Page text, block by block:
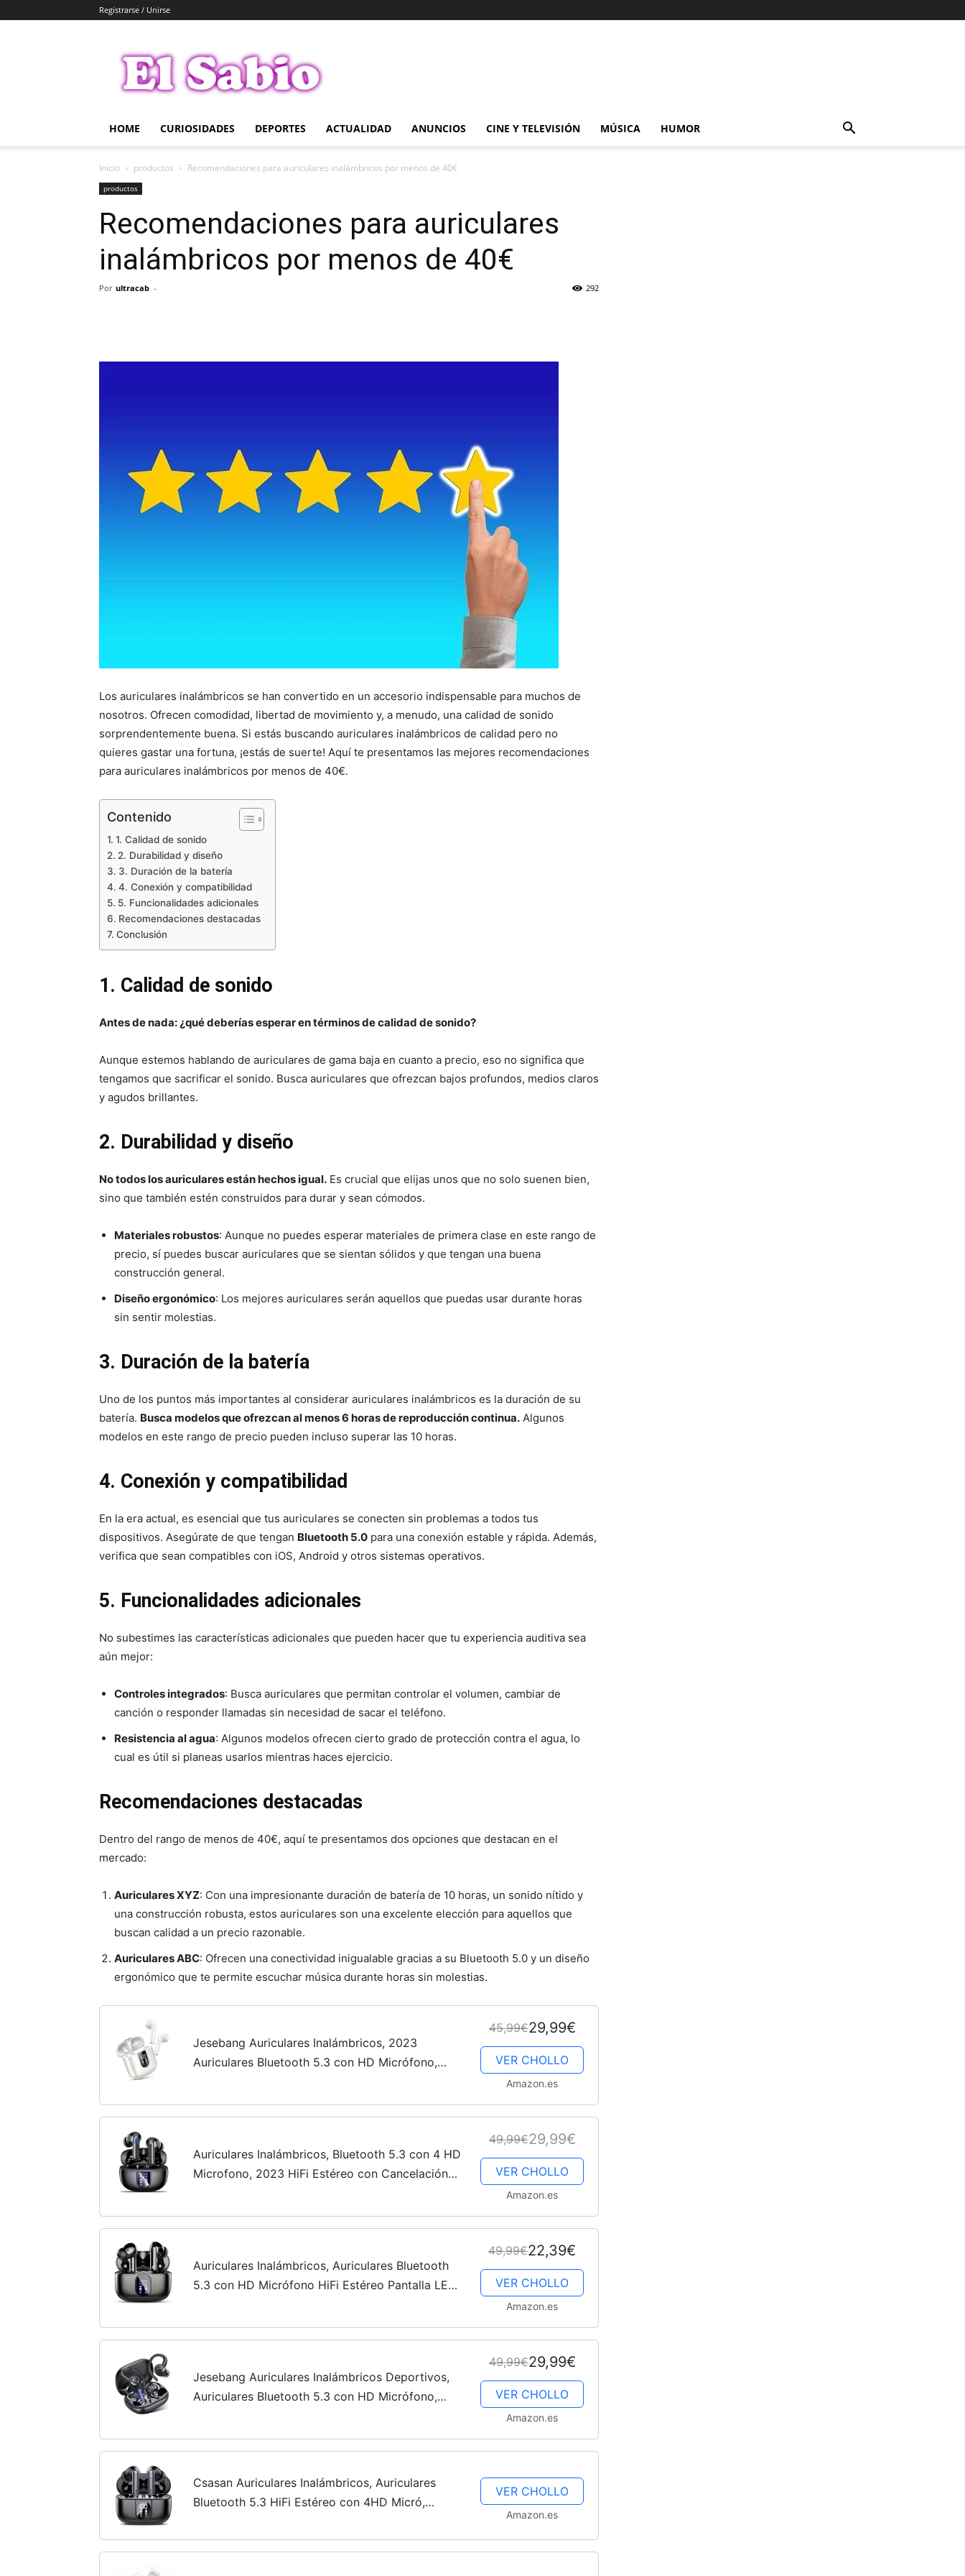
Registrarse / Unirse
Sabio
HOME CURIOSIDADES DEPORTES ACTUALIDAD ANUNCIOS CINE Y TELEVISIÓN MÚSICA HUMOR
Inicio productos Recomendaciones para auriculares inalámbricos por menos de 40€
productos
Recomendaciones para auriculares
inalámbricos por menos de 40€
Por ultracab - 292
Los auriculares inalámbricos se han convertido en un accesorio indispensable para muchos de
nosotros. Ofrecen comodidad, libertad de movimiento y, a menudo, una calidad de sonido
sorprendentemente buena. Si estás buscando auriculares inalámbricos de calidad pero no
quieres gastar una fortuna, ¡estás de suerte! Aquí te presentamos las mejores recomendaciones
para auriculares inalámbricos por menos de 40€.
Contenido
1. Calidad de sonido
2. Durabilidad y diseño
3. Duración de la batería
4. Conexión y compatibilidad
5. Funcionalidades adicionales
Recomendaciones destacadas
Conclusión
1. Calidad de sonido
Antes de nada: ¿qué deberías esperar en términos de calidad de sonido?
Aunque estemos hablando de auriculares de gama baja en cuanto a precio, eso no significa que
tengamos que sacrificar el sonido. Busca auriculares que ofrezcan bajos profundos, medios claros
y agudos brillantes.
2. Durabilidad y diseño
No todos los auriculares están hechos igual. Es crucial que elijas unos que no solo suenen bien,
sino que también estén construidos para durar y sean cómodos.
Materiales robustos: Aunque no puedes esperar materiales de primera clase en este rango de
precio, sí puedes buscar auriculares que se sientan sólidos y que tengan una buena
construcción general.
Diseño ergonómico: Los mejores auriculares serán aquellos que puedas usar durante horas
sin sentir molestias.
3. Duración de la batería
Uno de los puntos más importantes al considerar auriculares inalámbricos es la duración de su
batería. Busca modelos que ofrezcan al menos 6 horas de reproducción continua. Algunos
modelos en este rango de precio pueden incluso superar las 10 horas.
4. Conexión y compatibilidad
En la era actual, es esencial que tus auriculares se conecten sin problemas a todos tus
dispositivos. Asegúrate de que tengan Bluetooth 5.0 para una conexión estable y rápida. Además,
verifica que sean compatibles con iOS, Android y otros sistemas operativos.
5. Funcionalidades adicionales
No subestimes las características adicionales que pueden hacer que tu experiencia auditiva sea
aún mejor:
Controles integrados: Busca auriculares que permitan controlar el volumen, cambiar de
canción o responder llamadas sin necesidad de sacar el teléfono.
Resistencia al agua: Algunos modelos ofrecen cierto grado de protección contra el agua, lo
cual es útil si planeas usarlos mientras haces ejercicio.
Recomendaciones destacadas
Dentro del rango de menos de 40€, aquí te presentamos dos opciones que destacan en el
mercado:
Auriculares XYZ: Con una impresionante duración de batería de 10 horas, un sonido nítido y
una construcción robusta, estos auriculares son una excelente elección para aquellos que
buscan calidad a un precio razonable.
Auriculares ABC: Ofrecen una conectividad inigualable gracias a su Bluetooth 5.0 y un diseño
ergonómico que te permite escuchar música durante horas sin molestias.
Jesebang Auriculares Inalámbricos, 2023
Auriculares Bluetooth 5.3 con HD Micrófono,
45,99€29,99€
VER CHOLLO
Amazon.es
Auriculares Inalámbricos, Bluetooth 5.3 con 4 HD
Microfono, 2023 HiFi Estéreo con Cancelación
49,99€29,99€
VER CHOLLO
Amazon.es
Auriculares Inalámbricos, Auriculares Bluetooth
5.3 con HD Micrófono HiFi Estéreo Pantalla LED,
49,99€22,39€
VER CHOLLO
Amazon.es
Jesebang Auriculares Inalámbricos Deportivos,
Auriculares Bluetooth 5.3 con HD Micrófono,
49,99€29,99€
VER CHOLLO
Amazon.es
Csasan Auriculares Inalámbricos, Auriculares
Bluetooth 5.3 HiFi Estéreo con 4HD Micró,
Inalambricos, Control Táctil,...
VER CHOLLO
Amazon.es